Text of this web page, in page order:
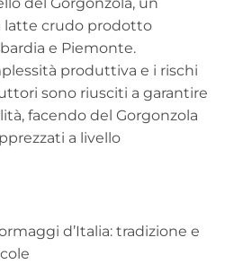
latte crudo prodotto
e Piemonte.
produttiva e i rischi
sono riusciti a garantire
facendo del Gorgonzola
a livello
d’Italia: tradizione e